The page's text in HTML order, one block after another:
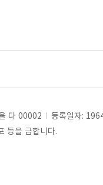
다 00002 등록일자:
등을 금합니다.